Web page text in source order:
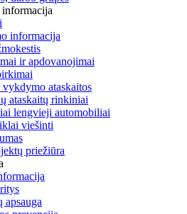
informacija
ir apdovanojimai
ataskaitos
ataskaitų rinkiniai
lengvieji automobiliai
viešinti
priežiūra
apsauga